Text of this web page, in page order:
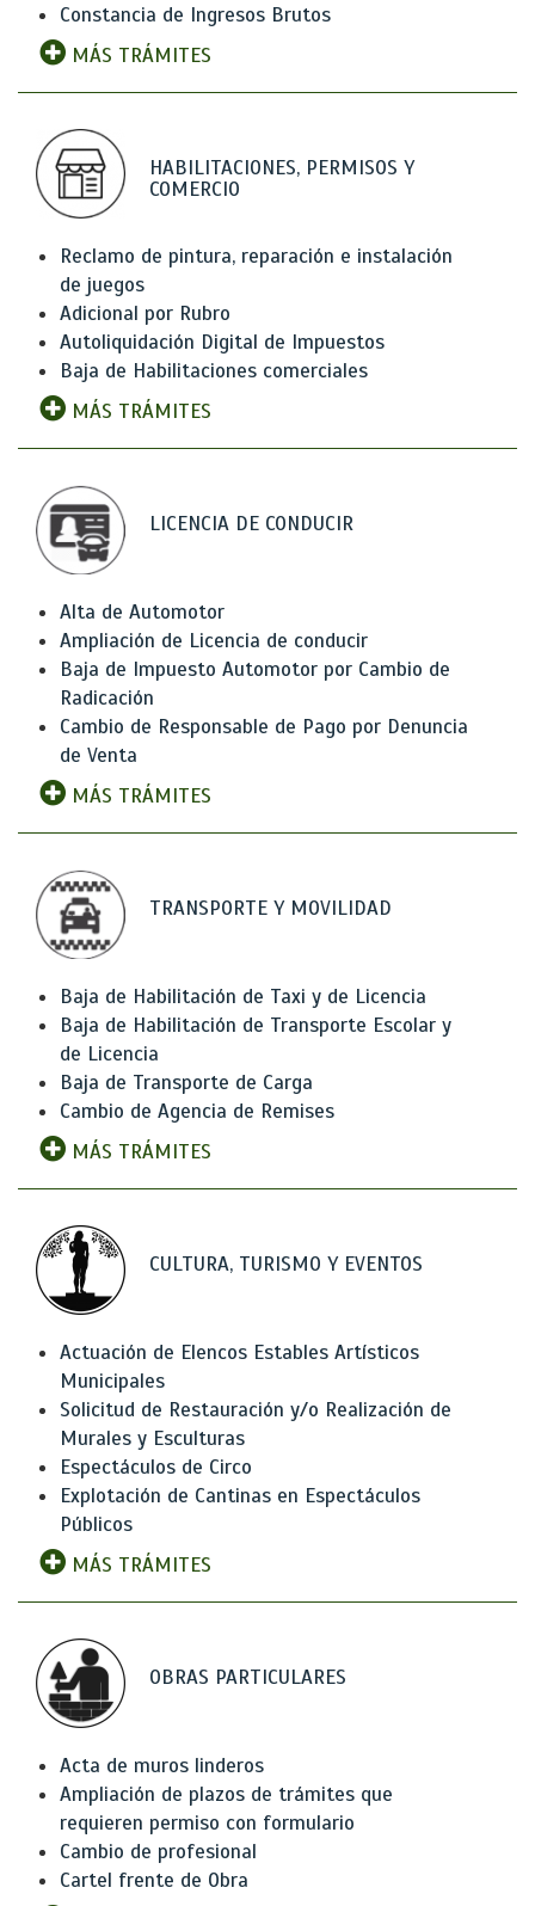
Constancia de Ingresos Brutos
MÁS TRÁMITES
HABILITACIONES, PERMISOS Y
COMERCIO
Reclamo de pintura, reparación e instalación
de juegos
Adicional por Rubro
Autoliquidación Digital de Impuestos
Baja de Habilitaciones comerciales
MÁS TRÁMITES
LICENCIA DE CONDUCIR
Alta de Automotor
Ampliación de Licencia de conducir
Baja de Impuesto Automotor por Cambio de
Radicación
Cambio de Responsable de Pago por Denuncia
de Venta
MÁS TRÁMITES
TRANSPORTE Y MOVILIDAD
Baja de Habilitación de Taxi y de Licencia
Baja de Habilitación de Transporte Escolar y
de Licencia
Baja de Transporte de Carga
Cambio de Agencia de Remises
MÁS TRÁMITES
CULTURA, TURISMO Y EVENTOS
Actuación de Elencos Estables Artísticos
Municipales
Solicitud de Restauración y/o Realización de
Murales y Esculturas
Espectáculos de Circo
Explotación de Cantinas en Espectáculos
Públicos
MÁS TRÁMITES
OBRAS PARTICULARES
Acta de muros linderos
Ampliación de plazos de trámites que
requieren permiso con formulario
Cambio de profesional
Cartel frente de Obra